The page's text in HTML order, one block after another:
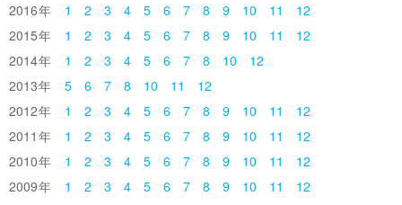
2016
1 2 3 4 5 6 7 8 9 10 11
12
2015
1 2 3 4 5 6 7 8 9 10 11
12
2014
1 2 3 4 5 6 7 8 10
12
2013
5 6 7 8 10 11
12
2012
1 2 3 4 5 6 7 8 9 10 11
12
2011
1 2 3 4 5 6 7 8 9 10 11
12
2010
1 2 3 4 5 6 7 8 9 10 11
12
2009
1 2 3 4 5 6 7 8 9 10 11
12